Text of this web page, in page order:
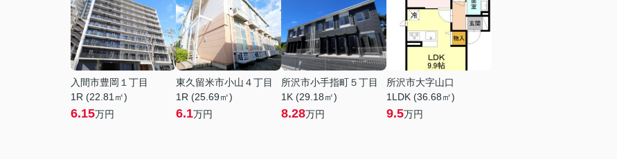
入間市豊岡１丁目
1R (22.81㎡)
6.15万円
東久留米市小山４丁目
1R (25.69㎡)
6.1万円
所沢市小手指町５丁目
1K (29.18㎡)
8.28万円
所沢市大字山口
1LDK (36.68㎡)
9.5万円